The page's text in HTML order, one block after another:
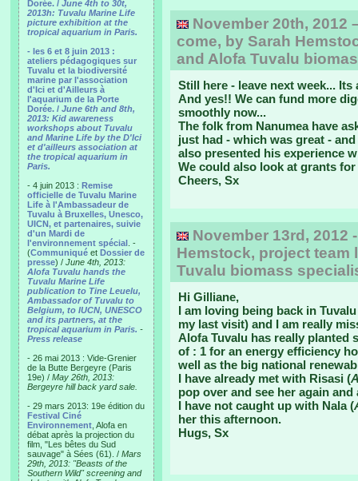
Dorée. / June 4th to 30t,
2013h: Tuvalu Marine Life
picture exhibition at the
tropical aquarium in Paris.
- les 6 et 8 juin 2013 :
ateliers pédagogiques sur
Tuvalu et la biodiversité
marine par l'association
d'Ici et d'Ailleurs à
l'aquarium de la Porte
Dorée. / June 6th and 8th,
2013: Kid awareness
workshops about Tuvalu
and Marine Life by the D'Ici
et d'ailleurs association at
the tropical aquarium in
Paris.
- 4 juin 2013 : Remise
officielle de Tuvalu Marine
Life à l'Ambassadeur de
Tuvalu à Bruxelles, Unesco,
UICN, et partenaires, suivie
d'un Mardi de
l'environnement spécial . -
(Communiqué et Dossier de
presse) / June 4th, 2013:
Alofa Tuvalu hands the
Tuvalu Marine Life
publication to Tine Leuelu,
Ambassador of Tuvalu to
Belgium, to IUCN, UNESCO
and its partners, at the
tropical aquarium in Paris. -
Press release
- 26 mai 2013 : Vide-Grenier
de la Butte Bergeyre (Paris
19e) / May 26th, 2013:
Bergeyre hill back yard sale.
- 29 mars 2013: 19e édition du
Festival Ciné
Environnement , Alofa en
débat après la projection du
film, "Les bêtes du Sud
sauvage" à Sées (61). / Mars
29th, 2013: "Beasts of the
Southern Wild" screening and
November 20th, 2012
come, by Sarah
and Alofa Tuvalu
Still here - leave next week... Its
And yes!! We can fund more
smoothly now...
The folk from Nanumea have
just had - which was great -
also presented his experience
We could also look at grants
Cheers, Sx
November 13rd, 2012
Hemstock, project team
Tuvalu biomass
Hi Gilliane,
I am loving being back in
my last visit) and I am really
Alofa Tuvalu has really planted
of : 1 for an energy efficiency
well as the big national
I have already met with Risasi (
pop over and see her again
I have not caught up with Nala (
her this afternoon.
Hugs, Sx